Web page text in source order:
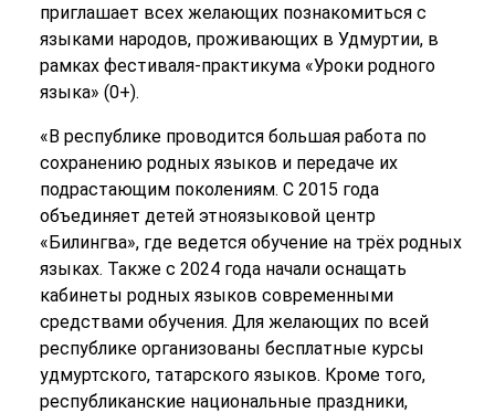
приглашает всех желающих познакомиться с
языками народов, проживающих в Удмуртии, в
рамках фестиваля-практикума «Уроки родного
языка» (0+).
«В республике проводится большая работа по
сохранению родных языков и передаче их
подрастающим поколениям. С 2015 года
объединяет детей этноязыковой центр
«Билингва», где ведется обучение на трёх родных
языках. Также с 2024 года начали оснащать
кабинеты родных языков современными
средствами обучения. Для желающих по всей
республике организованы бесплатные курсы
удмуртского, татарского языков. Кроме того,
республиканские национальные праздники,